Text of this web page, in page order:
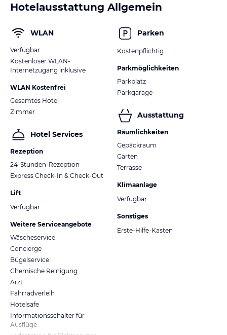
Hotelausstattung Allgemein
WLAN
Verfügbar
Kostenloser WLAN-
Internetzugang inklusive
WLAN Kostenfrei
Gesamtes Hotel
Zimmer
Hotel Services
Rezeption
24-Stunden-Rezeption
Express Check-In & Check-Out
Lift
Verfügbar
Weitere Serviceangebote
Wäscheservice
Concierge
Bügelservice
Chemische Reinigung
Arzt
Fahrradverleih
Hotelsafe
Informationsschalter für
Ausflüge
Parken
Kostenpflichtig
Parkmöglichkeiten
Parkplatz
Parkgarage
Ausstattung
Räumlichkeiten
Gepäckraum
Garten
Terrasse
Klimaanlage
Verfügbar
Sonstiges
Erste-Hilfe-Kasten